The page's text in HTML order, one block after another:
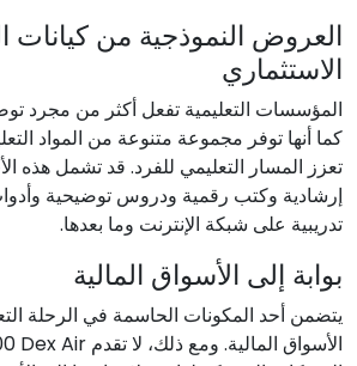
العروض النموذجية من كيانات
الاستثماري
المؤسسات التعليمية تفعل أكثر من مجرد
كما أنها توفر مجموعة متنوعة من المواد
تعزز المسار التعليمي للفرد. قد تشمل هذه
إرشادية وكتب رقمية ودروس توضيحية
تدريبية على شبكة الإنترنت وما بعدها.
بوابة إلى الأسواق المالية
يتضمن أحد المكونات الحاسمة في الرحلة